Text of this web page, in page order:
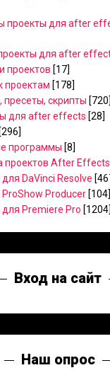
проекты для after
для after
проектов [17]
проектам [178]
пресеты, скрипты [720]
для after effects [28]
[296]
программы [8]
проектов After Effects
DaVinci Resolve
ProShow Producer [104]
для Premiere Pro [1204]
Вход на сайт
Наш опрос